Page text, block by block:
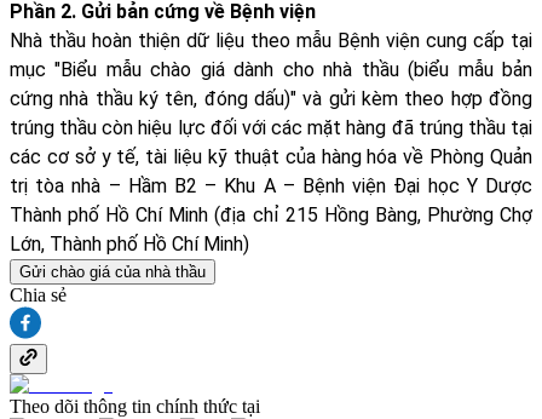
Phần 2. Gửi bản cứng về Bệnh viện
Nhà thầu hoàn thiện dữ liệu theo mẫu Bệnh viện cung cấp tại
mục "Biểu mẫu chào giá dành cho nhà thầu (biểu mẫu bản
cứng nhà thầu ký tên, đóng dấu)" và gửi kèm theo hợp đồng
trúng thầu còn hiệu lực đối với các mặt hàng đã trúng thầu tại
các cơ sở y tế, tài liệu kỹ thuật của hàng hóa về Phòng Quản
trị tòa nhà – Hầm B2 – Khu A – Bệnh viện Đại học Y Dược
Thành phố Hồ Chí Minh (địa chỉ 215 Hồng Bàng, Phường Chợ
Lớn, Thành phố Hồ Chí Minh)
Gửi chào giá của nhà thầu
Chia sẻ
Theo dõi thông tin chính thức tại